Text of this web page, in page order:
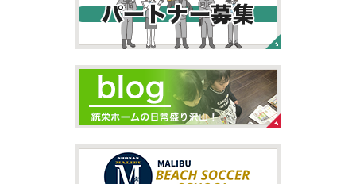
2026/02/26
3連休
＊横浜・藤沢・寒川・茅ヶ
崎・小田原外壁塗装専門店＊
こんにちは♡ 今週は3連休明けからのスタ
ートでしたね!! 皆様連休はいかがお過ごしでしたでしょう
か？ 私は息子のサッカー遠征の応援に御殿場のほうまで行
ってきました
暖かくなると思っていたら、強風で思って
いたよりも寒かっ ...
2026/02/12
ヨガ、運動の秋
...
2021/09/02
＊
夏休みが終わったと思ったら、急に寒く
なりましたね
夏休み最後の週末に海へ
日曜日はちょ
っと寒かったです
海に入っている時からチクチクするな
と思っていたのですが、次の日に 身体中が痒い!! チンクイ
が大量発生している ...